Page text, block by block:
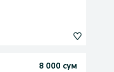
8 000 сум